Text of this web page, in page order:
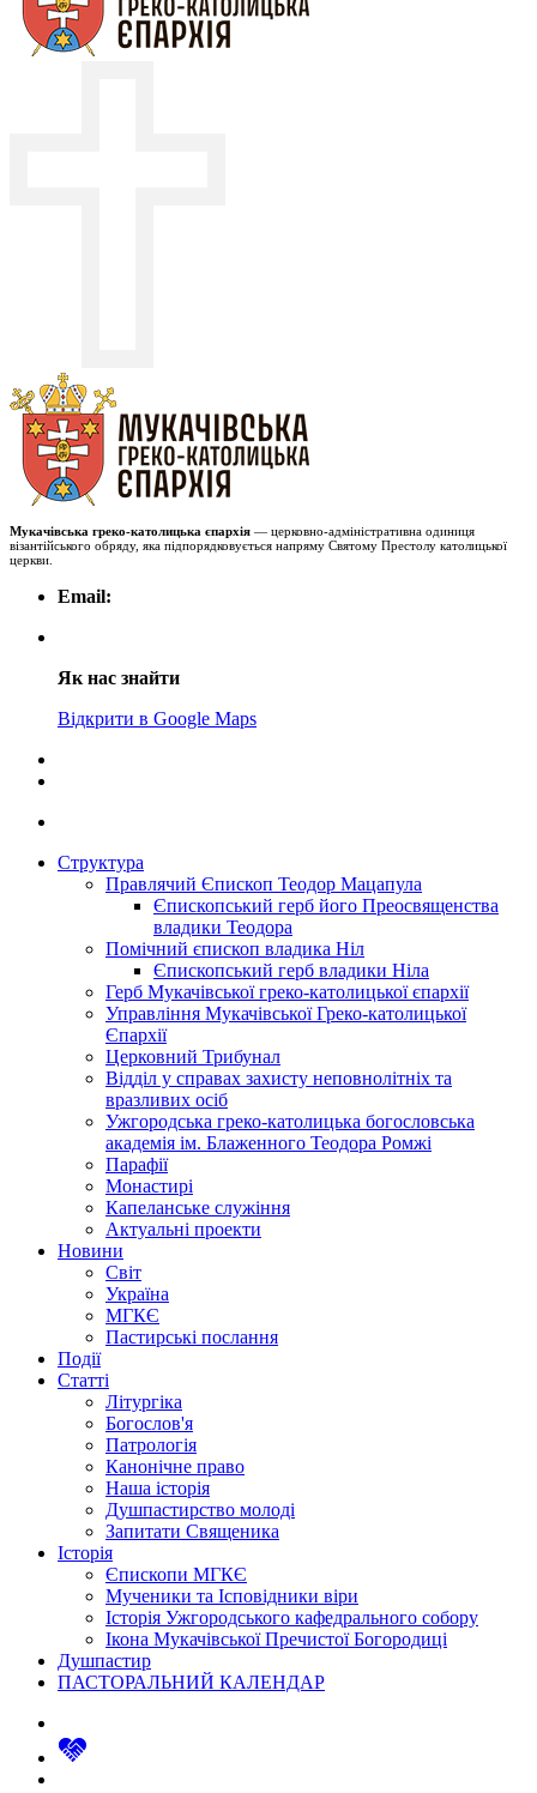
Мукачівська греко-католицька єпархія — церковно-адміністративна одиниця
візантійського обряду, яка підпорядковується напряму Святому Престолу католицької
церкви.
Email:
Як нас знайти
Відкрити в Google Maps
Структура
Правлячий Єпископ Теодор Мацапула
Єпископський герб його Преосвященства
владики Теодора
Помічний єпископ владика Ніл
Єпископський герб владики Ніла
Герб Мукачівської греко-католицької єпархії
Управління Мукачівської Греко-католицької
Єпархії
Церковний Трибунал
Відділ у справах захисту неповнолітніх та
вразливих осіб
Ужгородська греко-католицька богословська
академія ім. Блаженного Теодора Ромжі
Парафії
Монастирі
Капеланське служіння
Актуальні проекти
Новини
Світ
Україна
МГКЄ
Пастирські послання
Події
Статті
Літургіка
Богослов'я
Патрологія
Канонічне право
Наша історія
Душпастирство молоді
Запитати Священика
Історія
Єпископи МГКЄ
Мученики та Ісповідники віри
Історія Ужгородського кафедрального собору
Ікона Мукачівської Пречистої Богородиці
Душпастир
ПАСТОРАЛЬНИЙ КАЛЕНДАР